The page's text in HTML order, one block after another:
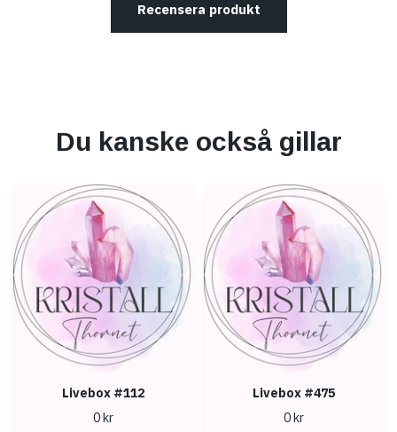
Recensera produkt
Du kanske också gillar
Livebox #112
0 kr
Livebox #475
0 kr